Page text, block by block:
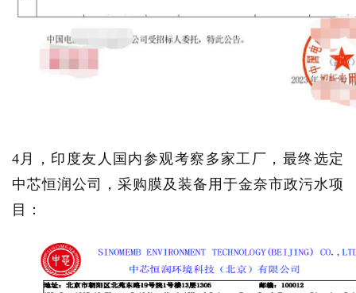
4月，印度友人国内参观考察多家工厂，最终选定
中芯恒润公司， 采购膜及装备用于金奈市政污水项
目
：